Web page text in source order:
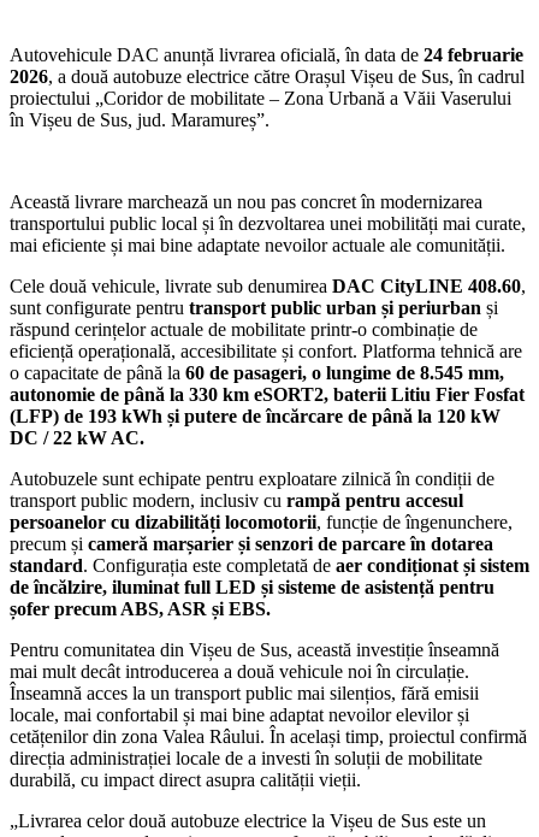
Autovehicule DAC anunță livrarea oficială, în data de 24 februarie
2026, a două autobuze electrice către Orașul Vișeu de Sus, în cadrul
proiectului „Coridor de mobilitate – Zona Urbană a Văii Vaserului
în Vișeu de Sus, jud. Maramureș”.
Această livrare marchează un nou pas concret în modernizarea
transportului public local și în dezvoltarea unei mobilități mai curate,
mai eficiente și mai bine adaptate nevoilor actuale ale comunității.
Cele două vehicule, livrate sub denumirea DAC CityLINE 408.60,
sunt configurate pentru transport public urban și periurban și
răspund cerințelor actuale de mobilitate printr-o combinație de
eficiență operațională, accesibilitate și confort. Platforma tehnică are
o capacitate de până la 60 de pasageri, o lungime de 8.545 mm,
autonomie de până la 330 km eSORT2, baterii Litiu Fier Fosfat
(LFP) de 193 kWh și putere de încărcare de până la 120 kW
DC / 22 kW AC.
Autobuzele sunt echipate pentru exploatare zilnică în condiții de
transport public modern, inclusiv cu rampă pentru accesul
persoanelor cu dizabilități locomotorii, funcție de îngenunchere,
precum și cameră marșarier și senzori de parcare în dotarea
standard. Configurația este completată de aer condiționat și sistem
de încălzire, iluminat full LED și sisteme de asistență pentru
șofer precum ABS, ASR și EBS.
Pentru comunitatea din Vișeu de Sus, această investiție înseamnă
mai mult decât introducerea a două vehicule noi în circulație.
Înseamnă acces la un transport public mai silențios, fără emisii
locale, mai confortabil și mai bine adaptat nevoilor elevilor și
cetățenilor din zona Valea Râului. În același timp, proiectul confirmă
direcția administrației locale de a investi în soluții de mobilitate
durabilă, cu impact direct asupra calității vieții.
„Livrarea celor două autobuze electrice la Vișeu de Sus este un